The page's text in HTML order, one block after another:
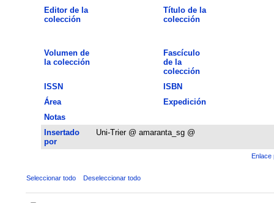
Editor de la
colección
Título de la
colección
Volumen de
la colección
Fascículo
de la
colección
ISSN
ISBN
Área
Expedición
Notas
Insertado
por
Uni-Trier @ amaranta_sg @
Enlace
Seleccionar todo Deseleccionar todo